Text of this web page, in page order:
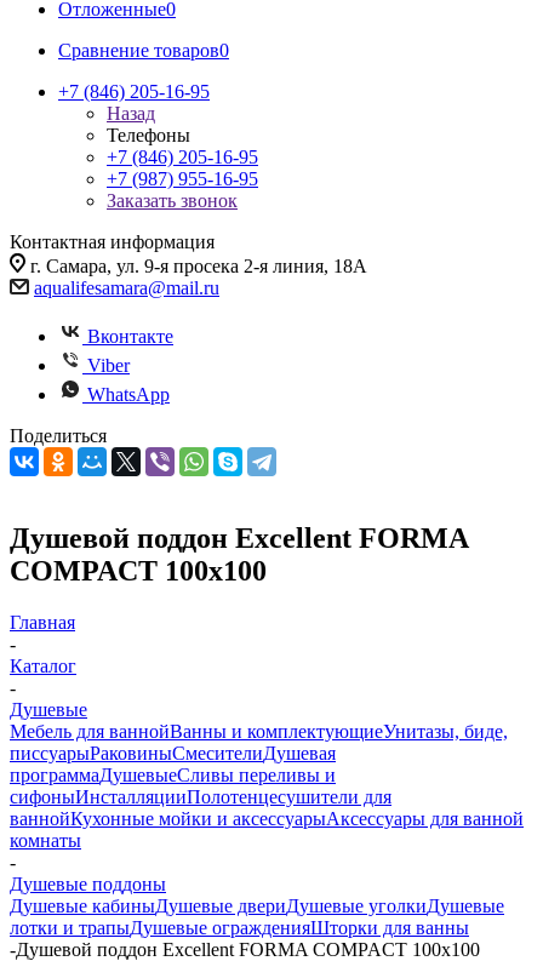
Отложенные0
Сравнение товаров0
+7 (846) 205-16-95
Назад
Телефоны
+7 (846) 205-16-95
+7 (987) 955-16-95
Заказать звонок
Контактная информация
г. Самара, ул. 9-я просека 2-я линия, 18А
aqualifesamara@mail.ru
Вконтакте
Viber
WhatsApp
Поделиться
Душевой поддон Excellent FORMA
COMPACT 100х100
Главная
-
Каталог
-
Душевые
Мебель для ваннойВанны и комплектующиеУнитазы, биде,
писсуарыРаковиныСмесителиДушевая
программаДушевыеСливы переливы и
сифоныИнсталляцииПолотенцесушители для
ваннойКухонные мойки и аксессуарыАксессуары для ванной
комнаты
-
Душевые поддоны
Душевые кабиныДушевые двериДушевые уголкиДушевые
лотки и трапыДушевые огражденияШторки для ванны
-Душевой поддон Excellent FORMA COMPACT 100х100